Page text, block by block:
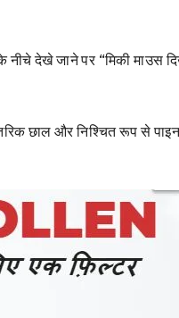
देखे जाने पर “मिकी माउस
छाल और निश्चित रूप से